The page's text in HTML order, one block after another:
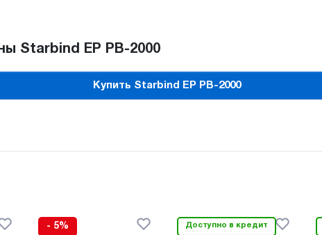
Starbind EP PB-2000
Купить Starbind EP PB-2000
- 5% Доступно в кредит